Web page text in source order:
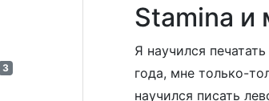
3
Stamina и
Я научился
года, мне только-
научился писать